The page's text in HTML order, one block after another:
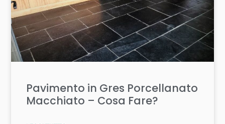
Pavimento in Gres Porcellanato
Macchiato – Cosa Fare?